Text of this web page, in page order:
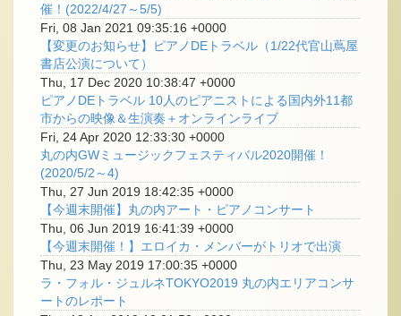
催！(2022/4/27～5/5)
Fri, 08 Jan 2021 09:35:16 +0000
【変更のお知らせ】ピアノDEトラベル（1/22代官山蔦屋
書店公演について）
Thu, 17 Dec 2020 10:38:47 +0000
ピアノDEトラベル 10人のピアニストによる国内外11都
市からの映像＆生演奏＋オンラインライブ
Fri, 24 Apr 2020 12:33:30 +0000
丸の内GWミュージックフェスティバル2020開催！
(2020/5/2～4)
Thu, 27 Jun 2019 18:42:35 +0000
【今週末開催】丸の内アート・ピアノコンサート
Thu, 06 Jun 2019 16:41:39 +0000
【今週末開催！】エロイカ・メンバーがトリオで出演
Thu, 23 May 2019 17:00:35 +0000
ラ・フォル・ジュルネTOKYO2019 丸の内エリアコンサ
ートのレポート